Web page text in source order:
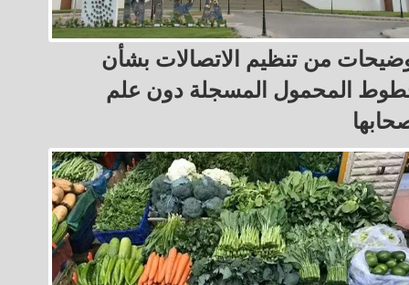
من تنظيم الاتصالات بشأن
المحمول المسجلة دون علم